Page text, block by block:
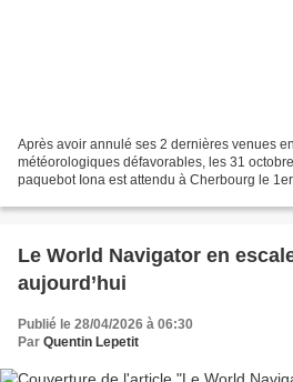
Après avoir annulé ses 2 dernières venues
météorologiques défavorables, les 31
paquebot Iona est attendu à Cherbourg le
Le World Navigator en
aujourd’hui
Publié le 28/04/2026 à 06:30
Par Quentin Lepetit